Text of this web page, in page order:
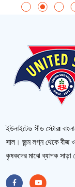
ইউনাইটেড সীড স্টোরঃ
সাল। জন্ম লগ্ন থেকে বীজ ও
কৃষকদের মাঝে ব্যাপক সাড়া